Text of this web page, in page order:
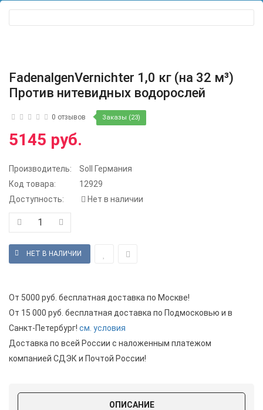
FadenalgenVernichter 1,0 кг (на 32 м³)
Против нитевидных водорослей
0 отзывов Заказы (23)
5145 руб.
Производитель:
Soll Германия
Код товара:
12929
Доступность:
Нет в наличии
От 5000 руб. бесплатная доставка по Москве!
От 15 000 руб. бесплатная доставка по Подмосковью и в
Санкт-Петербург! см. условия
Доставка по всей России с наложенным платежом
компанией СДЭК и Почтой России!
ОПИСАНИЕ